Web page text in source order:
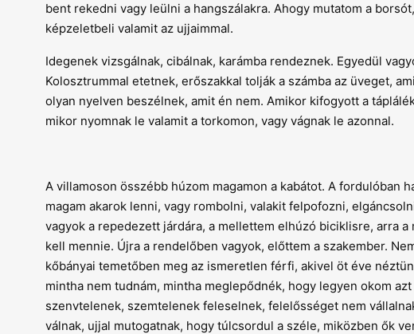
bent rekedni vagy leülni a hangszálakra. Ahogy mutatom a
képzeletbeli valamit az ujjaimmal.
Idegenek vizsgálnak, cibálnak, karámba rendeznek. Egyedül
Kolosztrummal etetnek, erőszakkal tolják a számba az üveget,
olyan nyelven beszélnek, amit én nem. Amikor kifogyott a
mikor nyomnak le valamit a torkomon, vagy vágnak le azonnal.
A villamoson összébb húzom magamon a kabátot. A fordulóban
magam akarok lenni, vagy rombolni, valakit felpofozni,
vagyok a repedezett járdára, a mellettem elhúzó biciklisre, arra
kell mennie. Újra a rendelőben vagyok, előttem a szakember.
kőbányai temetőben meg az ismeretlen férfi, akivel öt éve
mintha nem tudnám, mintha meglepődnék, hogy legyen okom
szenvtelenek, szemtelenek feleselnek, felelősséget nem
válnak, ujjal mutogatnak, hogy túlcsordul a széle, miközben ők